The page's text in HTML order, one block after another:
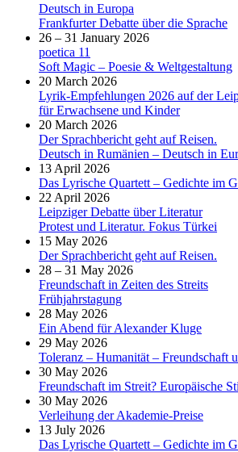
Deutsch in Europa
Frankfurter Debatte über die Sprache
26 – 31 January 2026
poetica 11
Soft Magic – Poesie & Weltgestaltung
20 March 2026
Lyrik-Empfehlungen 2026 auf der
für Erwachsene und Kinder
20 March 2026
Der Sprachbericht geht auf Reisen.
Deutsch in Rumänien – Deutsch in
13 April 2026
Das Lyrische Quartett – Gedichte im
22 April 2026
Leipziger Debatte über Literatur
Protest und Literatur. Fokus Türkei
15 May 2026
Der Sprachbericht geht auf Reisen.
28 – 31 May 2026
Freundschaft in Zeiten des Streits
Frühjahrstagung
28 May 2026
Ein Abend für Alexander Kluge
29 May 2026
Toleranz – Humanität – Freundschaft
30 May 2026
Freundschaft im Streit? Europäische
30 May 2026
Verleihung der Akademie-Preise
13 July 2026
Das Lyrische Quartett – Gedichte im